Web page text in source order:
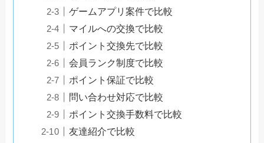
ゲームアプリ案件で比較
マイルへの交換で比較
ポイント交換先で比較
会員ランク制度で比較
ポイント保証で比較
問い合わせ対応で比較
ポイント交換手数料で比較
友達紹介で比較